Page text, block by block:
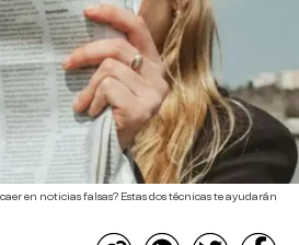
en noticias falsas? Estas dos técnicas te ayudarán